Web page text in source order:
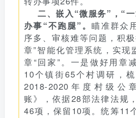
二、嵌入“微服务”，“
办事“不跑腿”。瞄准群众
序多、审核难等问题，积
章”智能化管理系统，实现
章“回家”。一是做好用章
10个镇街65个村调研，
2018-2020年度村级公
账》，依据28部法律法规
46项，保留10项。统筹11